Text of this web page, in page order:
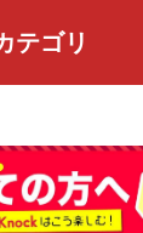
テゴリ